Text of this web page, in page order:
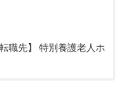
職先】 特別養護老人ホ